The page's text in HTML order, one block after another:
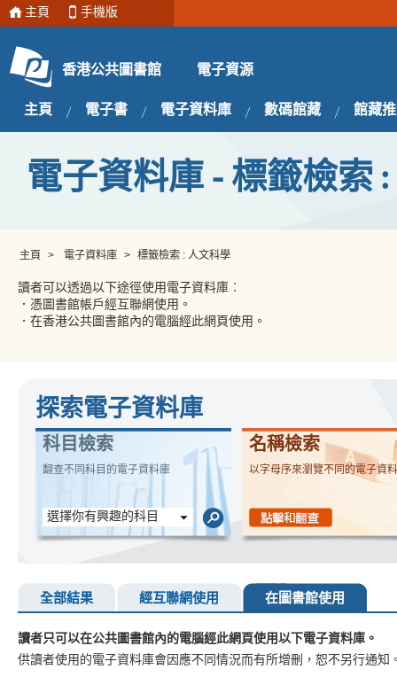
主頁 手機版
香港公共圖書館 電子資源
主頁 電子書 電子資料庫 數碼館藏 館藏
電子資料庫 - 標籤檢索
主頁 > 電子資料庫 > 標籤檢索 : 人文科學
讀者可以透過以下途徑使用電子資料庫︰
．憑圖書館帳戶經互聯網使用。
．在香港公共圖書館內的電腦經此網頁使用。
探索電子資料庫
科目檢索
翻查不同科目的電子資料庫
選擇你有興趣的科目
名稱檢索
以字母序來瀏覽不同的電子資
全部結果 經互聯網使用 在圖書館使用
讀者只可以在公共圖書館內的電腦經此網頁使用以下電子資料庫。
供讀者使用的電子資料庫會因應不同情況而有所增刪，恕不另行通知